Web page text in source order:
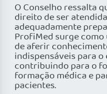
O Conselho ressalta
direito de ser
adequadamente
ProfiMed surge
de aferir
indispensáveis para
contribuindo para o
formação médica e
pacientes.